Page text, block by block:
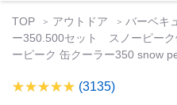
TOP アウトドア バーベキ
ー350.500セット スノーピーク
ーピーク 缶クーラー350 snow
(3135)